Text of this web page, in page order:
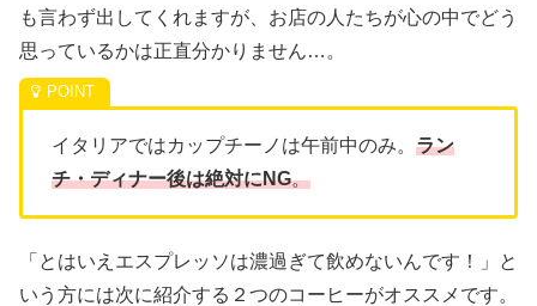
も言わず出してくれますが、お店の人たちが心の中でどう
思っているかは正直分かりません…。
イタリアではカップチーノは午前中のみ。 ラン
チ・ディナー後は絶対にNG。
「とはいえエスプレッソは濃過ぎて飲めないんです！」と
いう方には次に紹介する２つのコーヒーがオススメです。